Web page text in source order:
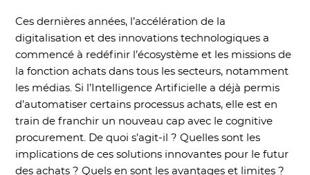
Ces dernières années, l’accélération de la
digitalisation et des innovations technologiques a
commencé à redéfinir l’écosystème et les missions de
la fonction achats dans tous les secteurs, notamment
les médias. Si l’Intelligence Artificielle a déjà permis
d’automatiser certains processus achats, elle est en
train de franchir un nouveau cap avec le cognitive
procurement. De quoi s’agit-il ? Quelles sont les
implications de ces solutions innovantes pour le futur
des achats ? Quels en sont les avantages et limites ?